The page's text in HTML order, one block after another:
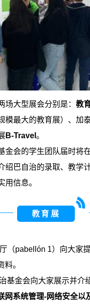
场大型展会分别是： 教
模最大的教育展）、加
B-Travel 。
金会的学生团队届时将
绍巴自治的录取、教学
用信息。
教育展
（pabellón 1）向大家
料。
基金会向大家展示并介
网系统管理-网络安全以